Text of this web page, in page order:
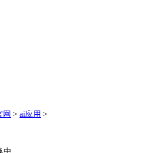
网 > ai应用 >
中